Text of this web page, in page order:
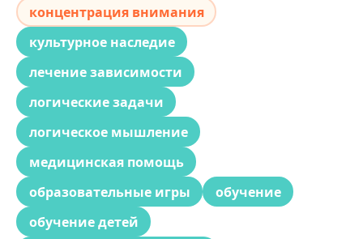
концентрация внимания
культурное наследие
лечение зависимости
логические задачи
логическое мышление
медицинская помощь
образовательные игры
обучение
обучение детей